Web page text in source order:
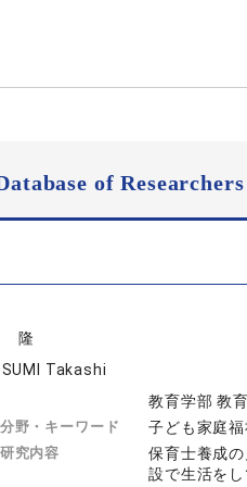
of Researchers
隆
Takashi
教育学部 教
野・キーワード 子ども家庭
究内容
保育士養成
設で生活を